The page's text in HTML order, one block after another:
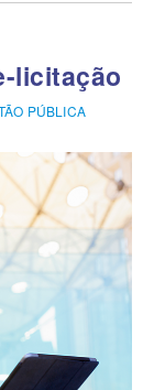
licitação
PÚBLICA